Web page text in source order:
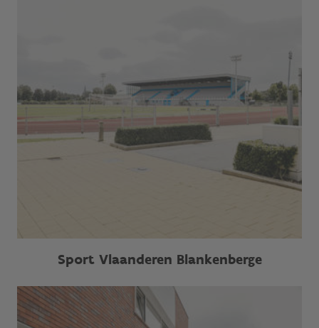
Sport Vlaanderen Blankenberge